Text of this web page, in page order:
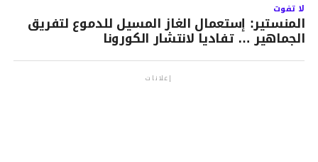
لا تفوت
المنستير: إستعمال الغاز المسيل للدموع لتفريق
الجماهير … تفاديا لانتشار الكورونا
إعلانات